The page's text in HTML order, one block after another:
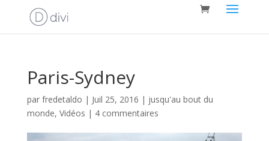
Paris-Sydney
par fredetaldo | Juil 25, 2016 | jusqu'au bout du
monde, Vidéos | 4 commentaires